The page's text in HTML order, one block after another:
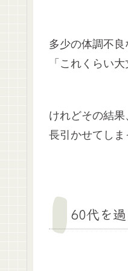
多少の体調不良
「これくらい
けれどその結果
長引かせてしま
60代を